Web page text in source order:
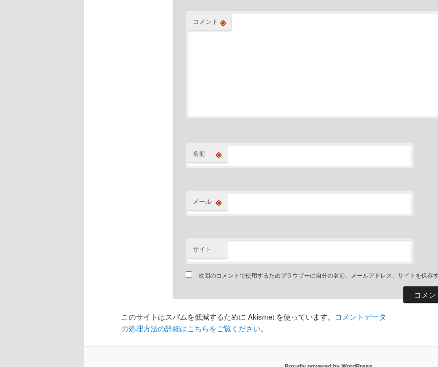
コメント ※
名前 ※
メール ※
サイト
次回のコメントで使用するためブラウザーに自分の名前、メールアドレス、サイトを保存
このサイトはスパムを低減するために Akismet を使っています。 コメントデータ
の処理方法の詳細はこちらをご覧ください。